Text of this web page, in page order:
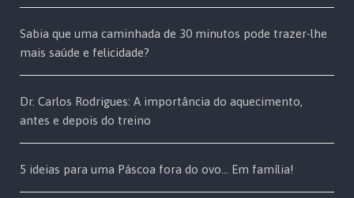
Sabia que uma caminhada de 30 minutos pode trazer-lhe
mais saúde e felicidade?
Dr. Carlos Rodrigues: A importância do aquecimento,
antes e depois do treino
5 ideias para uma Páscoa fora do ovo… Em família!